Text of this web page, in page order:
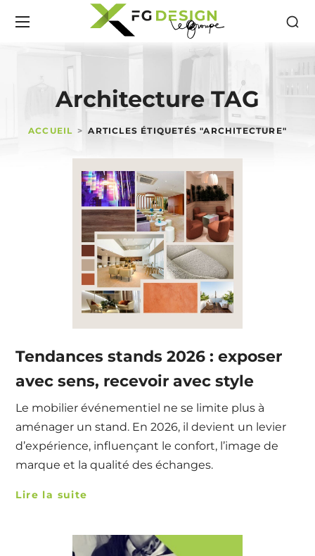
Architecture TAG
ACCUEIL ARTICLES ÉTIQUETÉS "ARCHITECTURE"
Tendances stands 2026 : exposer
avec sens, recevoir avec style
Le mobilier événementiel ne se limite plus à
aménager un stand. En 2026, il devient un levier
d’expérience, influençant le confort, l’image de
marque et la qualité des échanges.
Lire la suite